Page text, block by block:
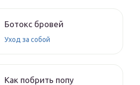
Ботокс бровей
Уход за собой
Как побрить попу